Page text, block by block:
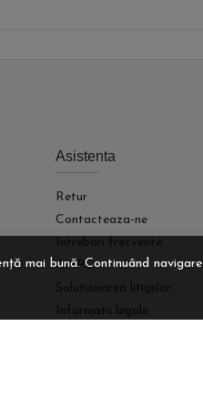
mai bună. Continuând
Asistenta
Retur
Contacteaza-ne
Intrebari frecvente
ANPC
Solutionarea litigiilor
Informatii legale